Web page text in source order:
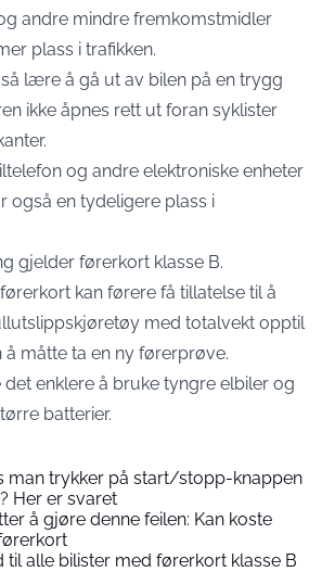
andre mindre fremkomstmidler
plass i trafikken.
lære å gå ut av bilen på en trygg
ikke åpnes rett ut foran syklister
og andre elektroniske enheter
også en tydeligere plass i
gjelder førerkort klasse B.
kan førere få tillatelse til å
med totalvekt opptil
å måtte ta en ny førerprøve.
det enklere å bruke tyngre elbiler og
batterier.
man trykker på start/stopp-knappen
Her er svaret
å gjøre denne feilen: Kan koste
til alle bilister med førerkort klasse B